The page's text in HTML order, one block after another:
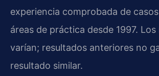
experiencia comprobada de
áreas de práctica desde 1997.
varían; resultados anteriores no
resultado similar.